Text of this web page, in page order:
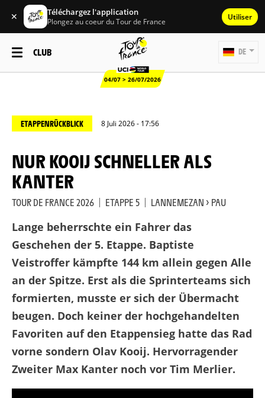
✕ Téléchargez l'application
Plongez au coeur du Tour de France Utiliser
CLUB
04/07 > 26/07/2026
DE
ETAPPENRÜCKBLICK 8 Juli 2026 - 17:56
NUR KOOIJ SCHNELLER ALS
KANTER
TOUR DE FRANCE 2026 | ETAPPE 5 | LANNEMEZAN > PAU
Lange beherrschte ein Fahrer das
Geschehen der 5. Etappe. Baptiste
Veistroffer kämpfte 144 km allein gegen Alle
an der Spitze. Erst als die Sprinterteams sich
formierten, musste er sich der Übermacht
beugen. Doch keiner der hochgehandelten
Favoriten auf den Etappensieg hatte das Rad
vorne sondern Olav Kooij. Hervorragender
Zweiter Max Kanter noch vor Tim Merlier.